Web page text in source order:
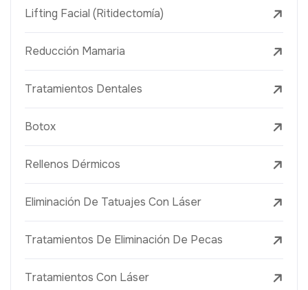
Lifting Facial (Ritidectomía)
Reducción Mamaria
Tratamientos Dentales
Botox
Rellenos Dérmicos
Eliminación De Tatuajes Con Láser
Tratamientos De Eliminación De Pecas
Tratamientos Con Láser